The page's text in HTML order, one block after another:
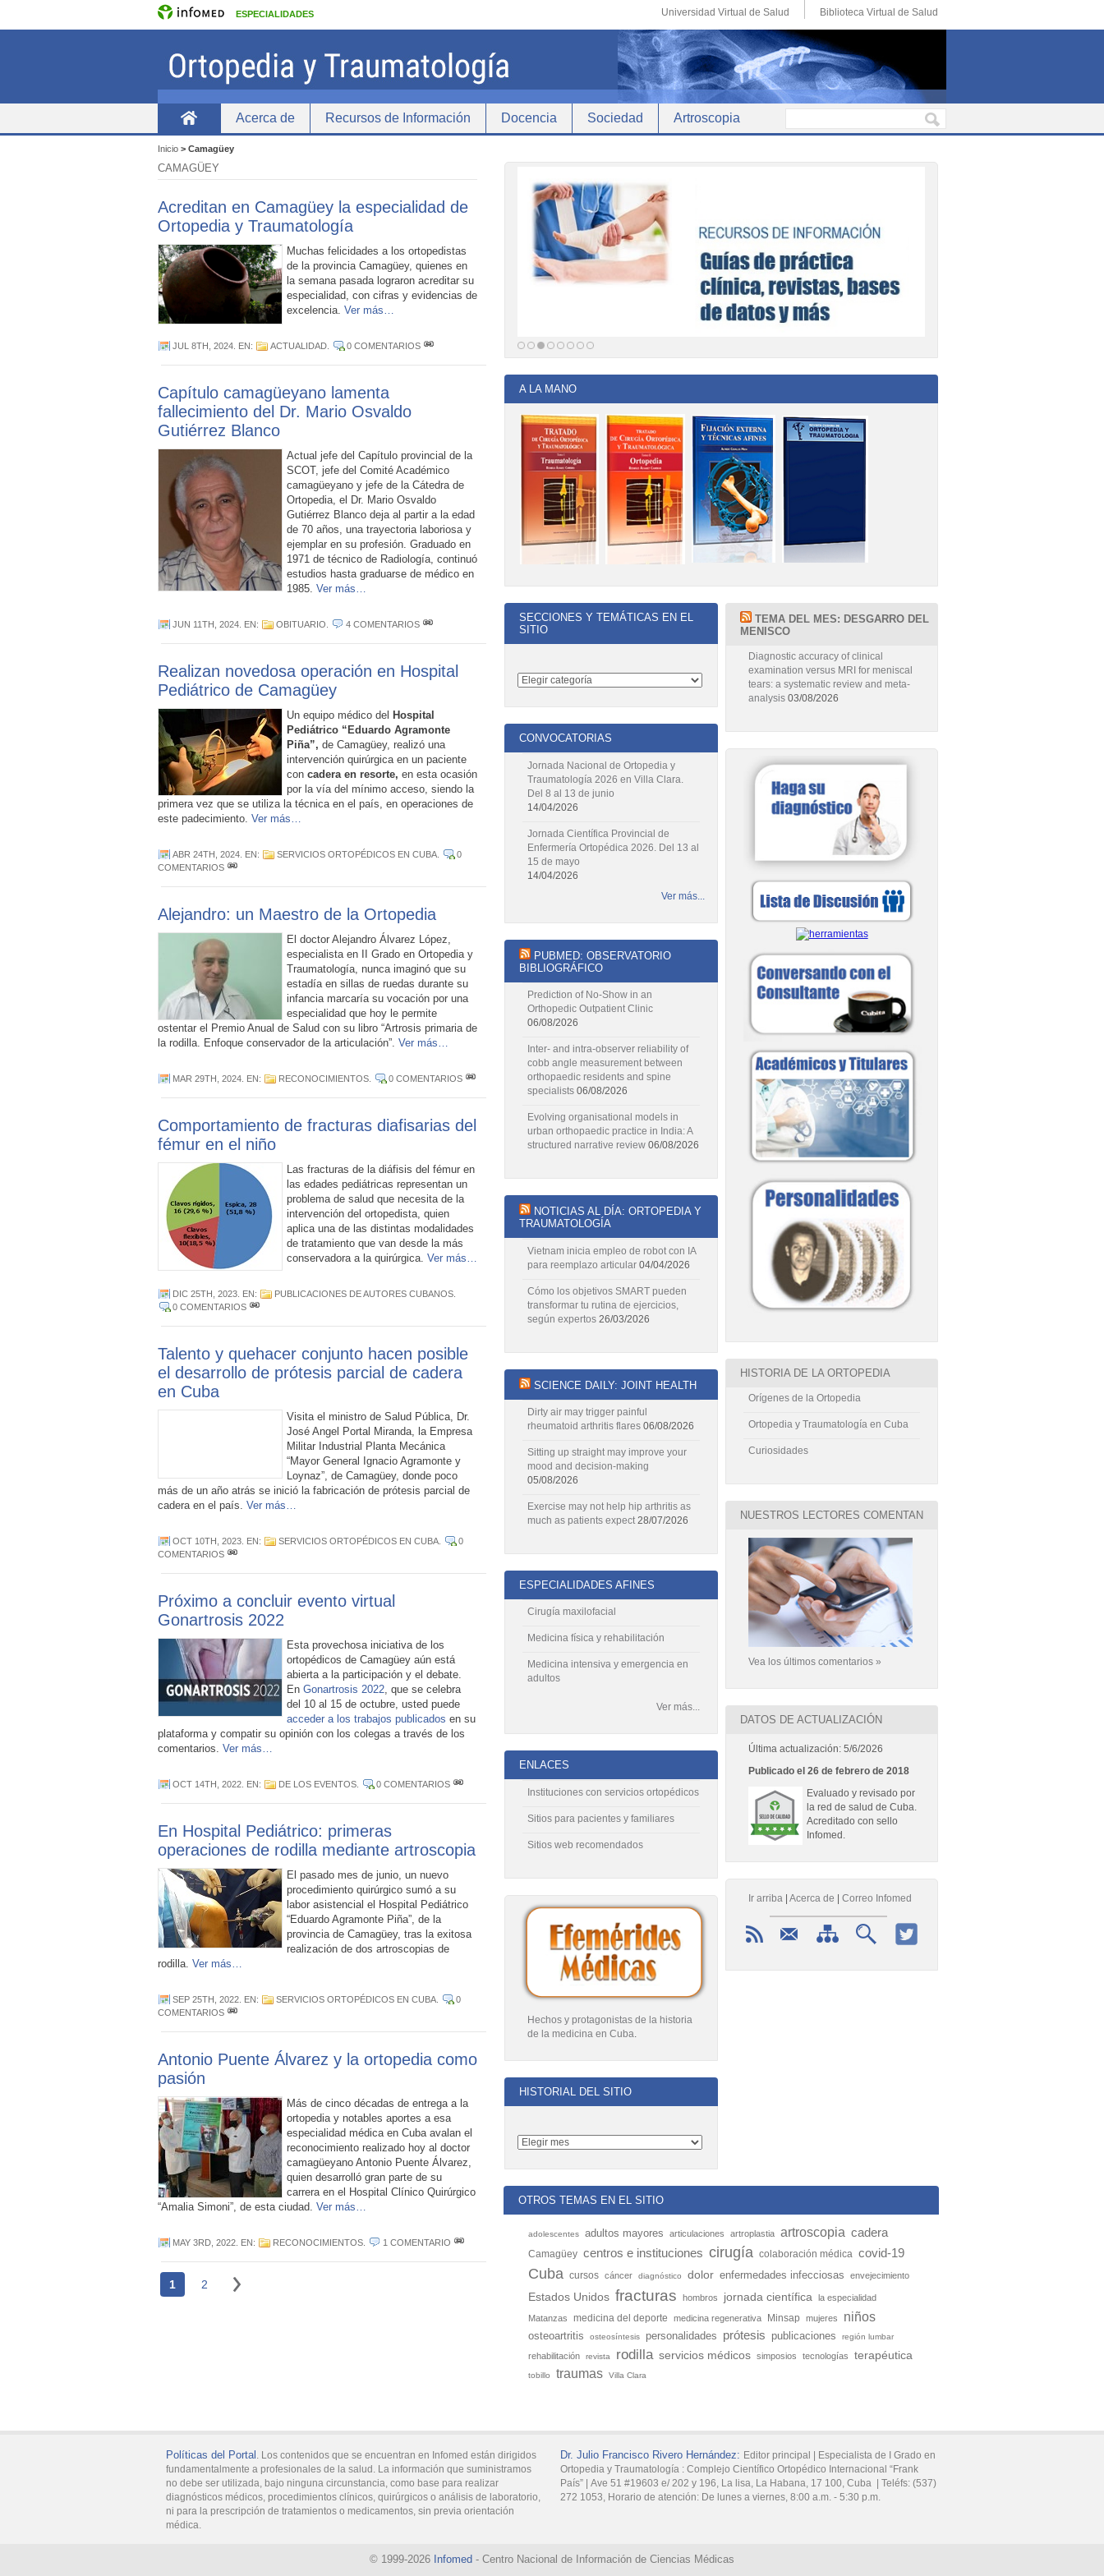
ESPECIALIDADES Universidad Virtual de Salud Biblioteca Virtual de Salud
Acerca de Recursos de Información Docencia Sociedad Artroscopia
Inicio > Camagüey
CAMAGÜEY
Acreditan en Camagüey la especialidad de
Ortopedia y Traumatología
Muchas felicidades a los ortopedistas
de la provincia Camagüey, quienes en
la semana pasada lograron acreditar su
especialidad, con cifras y evidencias de
excelencia. Ver más…
JUL 8TH, 2024 . EN: ACTUALIDAD 0 COMENTARIOS
Capítulo camagüeyano lamenta
fallecimiento del Dr. Mario Osvaldo
Gutiérrez Blanco
Actual jefe del Capítulo provincial de la
SCOT, jefe del Comité Académico
camagüeyano y jefe de la Cátedra de
Ortopedia, el Dr. Mario Osvaldo
Gutiérrez Blanco deja al partir a la edad
de 70 años, una trayectoria laboriosa y
ejemplar en su profesión. Graduado en
1971 de técnico de Radiología, continuó
estudios hasta graduarse de médico en
1985. Ver más…
JUN 11TH, 2024 . EN: OBITUARIO 4 COMENTARIOS
Realizan novedosa operación en Hospital
Pediátrico de Camagüey
Un equipo médico del Hospital
Pediátrico “Eduardo Agramonte
Piña”, de Camagüey, realizó una
intervención quirúrgica en un paciente
con cadera en resorte, en esta ocasión
por la vía del mínimo acceso, siendo la
primera vez que se utiliza la técnica en el país, en operaciones de
este padecimiento. Ver más…
ABR 24TH, 2024 . EN: SERVICIOS ORTOPÉDICOS EN CUBA
0
COMENTARIOS
Alejandro: un Maestro de la Ortopedia
El doctor Alejandro Álvarez López,
especialista en II Grado en Ortopedia y
Traumatología, nunca imaginó que su
estadía en sillas de ruedas durante su
infancia marcaría su vocación por una
especialidad que hoy le permite
ostentar el Premio Anual de Salud con su libro “Artrosis primaria de
la rodilla. Enfoque conservador de la articulación”. Ver más…
MAR 29TH, 2024 . EN: RECONOCIMIENTOS 0 COMENTARIOS
Comportamiento de fracturas diafisarias del
fémur en el niño
Las fracturas de la diáfisis del fémur en
las edades pediátricas representan un
problema de salud que necesita de la
intervención del ortopedista, quien
aplica una de las distintas modalidades
de tratamiento que van desde la más
conservadora a la quirúrgica. Ver más…
DIC 25TH, 2023 . EN: PUBLICACIONES DE AUTORES CUBANOS
0 COMENTARIOS
Talento y quehacer conjunto hacen posible
el desarrollo de prótesis parcial de cadera
en Cuba
Visita el ministro de Salud Pública, Dr.
José Angel Portal Miranda, la Empresa
Militar Industrial Planta Mecánica
“Mayor General Ignacio Agramonte y
Loynaz”, de Camagüey, donde poco
más de un año atrás se inició la fabricación de prótesis parcial de
cadera en el país. Ver más…
OCT 10TH, 2023 . EN: SERVICIOS ORTOPÉDICOS EN CUBA
0
COMENTARIOS
Próximo a concluir evento virtual
Gonartrosis 2022
Esta provechosa iniciativa de los
ortopédicos de Camagüey aún está
abierta a la participación y el debate.
En Gonartrosis 2022, que se celebra
del 10 al 15 de octubre, usted puede
acceder a los trabajos publicados en su
plataforma y compatir su opinión con los colegas a través de los
comentarios. Ver más…
OCT 14TH, 2022 . EN: DE LOS EVENTOS 0 COMENTARIOS
En Hospital Pediátrico: primeras
operaciones de rodilla mediante artroscopia
El pasado mes de junio, un nuevo
procedimiento quirúrgico sumó a su
labor asistencial el Hospital Pediátrico
“Eduardo Agramonte Piña”, de la
provincia de Camagüey, tras la exitosa
realización de dos artroscopias de
rodilla. Ver más…
SEP 25TH, 2022 . EN: SERVICIOS ORTOPÉDICOS EN CUBA
0
COMENTARIOS
Antonio Puente Álvarez y la ortopedia como
pasión
Más de cinco décadas de entrega a la
ortopedia y notables aportes a esa
especialidad médica en Cuba avalan el
reconocimiento realizado hoy al doctor
camagüeyano Antonio Puente Álvarez,
quien desarrolló gran parte de su
carrera en el Hospital Clínico Quirúrgico
“Amalia Simoni”, de esta ciudad. Ver más…
MAY 3RD, 2022 . EN: RECONOCIMIENTOS 1 COMENTARIO
1 2
A LA MANO
SECCIONES Y TEMÁTICAS EN EL
SITIO
CONVOCATORIAS
Jornada Nacional de Ortopedia y
Traumatología 2026 en Villa Clara.
Del 8 al 13 de junio
14/04/2026
Jornada Científica Provincial de
Enfermería Ortopédica 2026. Del 13 al
15 de mayo
14/04/2026
Ver más...
PUBMED: OBSERVATORIO
BIBLIOGRÁFICO
Prediction of No-Show in an
Orthopedic Outpatient Clinic
06/08/2026
Inter- and intra-observer reliability of
cobb angle measurement between
orthopaedic residents and spine
specialists 06/08/2026
Evolving organisational models in
urban orthopaedic practice in India: A
structured narrative review 06/08/2026
NOTICIAS AL DÍA: ORTOPEDIA Y
TRAUMATOLOGÍA
Vietnam inicia empleo de robot con IA
para reemplazo articular 04/04/2026
Cómo los objetivos SMART pueden
transformar tu rutina de ejercicios,
según expertos 26/03/2026
SCIENCE DAILY: JOINT HEALTH
Dirty air may trigger painful
rheumatoid arthritis flares 06/08/2026
Sitting up straight may improve your
mood and decision-making
05/08/2026
Exercise may not help hip arthritis as
much as patients expect 28/07/2026
ESPECIALIDADES AFINES
Cirugía maxilofacial
Medicina física y rehabilitación
Medicina intensiva y emergencia en
adultos
Ver más...
ENLACES
Instituciones con servicios ortopédicos
Sitios para pacientes y familiares
Sitios web recomendados
Hechos y protagonistas de la historia
de la medicina en Cuba.
HISTORIAL DEL SITIO
TEMA DEL MES: DESGARRO DEL
MENISCO
Diagnostic accuracy of clinical
examination versus MRI for meniscal
tears: a systematic review and meta-
analysis 03/08/2026
HISTORIA DE LA ORTOPEDIA
Orígenes de la Ortopedia
Ortopedia y Traumatología en Cuba
Curiosidades
NUESTROS LECTORES COMENTAN
Vea los últimos comentarios »
DATOS DE ACTUALIZACIÓN
Última actualización: 5/6/2026
Publicado el 26 de febrero de 2018
Evaluado y revisado por
la red de salud de Cuba.
Acreditado con sello
Infomed.
Ir arriba Acerca de |Correo Infomed
OTROS TEMAS EN EL SITIO
adolescentes adultos mayores articulaciones artroplastia artroscopia cadera
Camagüey centros e instituciones cirugía colaboración médica covid-19
Cuba cursos cáncer diagnóstico dolor enfermedades infecciosas envejecimiento
Estados Unidos fracturas hombros jornada científica la especialidad
Matanzas medicina del deporte medicina regenerativa Minsap mujeres niños
osteoartritis osteosíntesis personalidades prótesis publicaciones región lumbar
rehabilitación revista rodilla servicios médicos simposios tecnologías terapéutica
tobillo traumas Villa Clara
Políticas del Portal . Los contenidos que se encuentran en Infomed están dirigidos
fundamentalmente a profesionales de la salud. La información que suministramos
no debe ser utilizada, bajo ninguna circunstancia, como base para realizar
diagnósticos médicos, procedimientos clínicos, quirúrgicos o análisis de laboratorio,
ni para la prescripción de tratamientos o medicamentos, sin previa orientación
médica.
Dr. Julio Francisco Rivero Hernández: Editor principal | Especialista de I Grado en
Ortopedia y Traumatología : Complejo Científico Ortopédico Internacional “Frank
País” | Ave 51 #19603 e/ 202 y 196, La lisa, La Habana, 17 100, Cuba | Teléfs: (537)
272 1053, Horario de atención: De lunes a viernes, 8:00 a.m. - 5:30 p.m.
© 1999-2026 Infomed - Centro Nacional de Información de Ciencias Médicas